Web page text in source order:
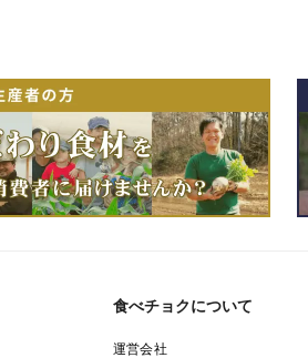
食べチョクについて
運営会社